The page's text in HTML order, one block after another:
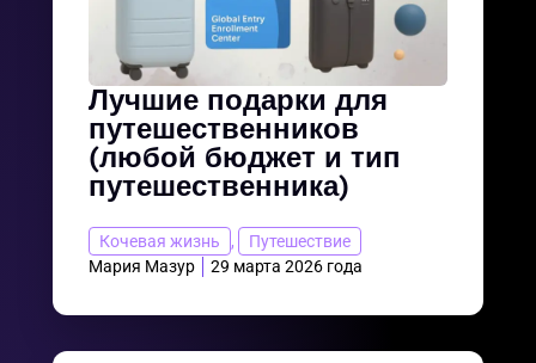
Лучшие подарки для
путешественников
(любой бюджет и тип
путешественника)
Кочевая жизнь ,
Путешествие
Мария Мазур
29 марта 2026 года